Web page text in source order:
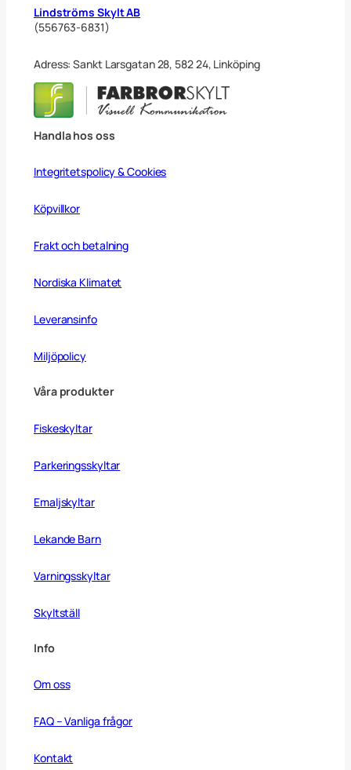
4
5
c
m
n
g
d
Lindströms Skylt AB
(556763-6831)
Adress: Sankt Larsgatan 28, 582 24, Linköping
Handla hos oss
Integritetspolicy & Cookies
Köpvillkor
Frakt och betalning
Nordiska Klimatet
Leveransinfo
Miljöpolicy
Våra produkter
Fiskeskyltar
Parkeringsskyltar
Emaljskyltar
Lekande Barn
Varningsskyltar
Skyltställ
Info
Om oss
FAQ – Vanliga frågor
Kontakt